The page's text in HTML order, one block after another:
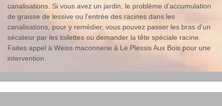
canalisations. Si vous avez un jardin, le problème d’accumulation
de graisse de lessive ou l’entrée des racines dans les
canalisations, pour y remédier, vous pouvez passer les bras d’un
sécateur par les toilettes ou demander la tête spéciale racine.
Faites appel à Weiss maconnerie à Le Plessis Aux Bois pour une
intervention.